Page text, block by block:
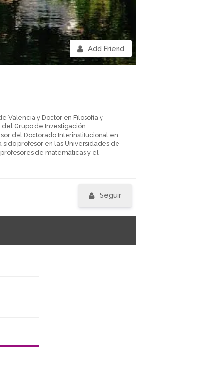
Add Friend
Valencia y Doctor en Filosofía y
del Grupo de Investigación
del Doctorado Interinstitucional en
sido profesor en las Universidades de
de matemáticas y el
Seguir